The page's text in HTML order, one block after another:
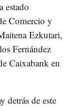
estado
Comercio y
Ezkutari,
Fernández
Caixabank en
detrás de este